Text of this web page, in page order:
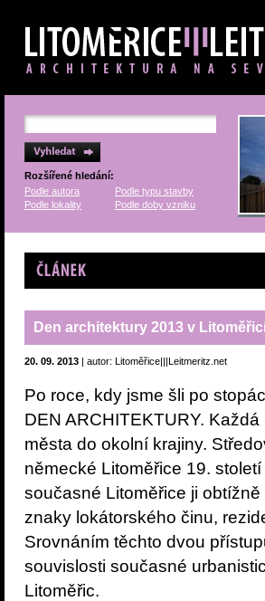
Rozšířené hledání:
Podle autora
Podle typu stavby
Podle lokality
Podle doby vzniku
Článek
Den architektury 2013 v
20. 09. 2013 | autor: Litoměřice|||Leitmeritz.net
Po roce, kdy jsme šli po
DEN ARCHITEKTURY.
města do okolní krajiny.
německé Litoměřice 19.
současné Litoměřice ji
znaky lokátorského činu,
Srovnáním těchto dvou
souvislosti současné
Litoměřic.